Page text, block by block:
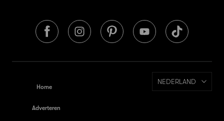
Home
Adverteren
NEDERLAND